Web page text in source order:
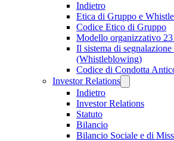
Indietro
Etica di Gruppo e
Codice Etico di Gruppo
Modello organizzativo
Il sistema di
(Whistleblowing)
Codice di Condotta
Investor Relations
Indietro
Investor Relations
Statuto
Bilancio
Bilancio Sociale e di